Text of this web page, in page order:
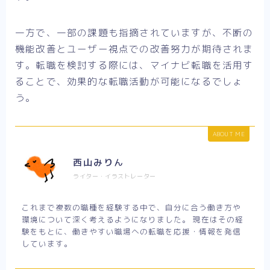
一方で、一部の課題も指摘されていますが、不断の
機能改善とユーザー視点での改善努力が期待されま
す。転職を検討する際には、マイナビ転職を活用す
ることで、効果的な転職活動が可能になるでしょ
う。
ABOUT ME
西山みりん
ライター・イラストレーター
これまで複数の職種を経験する中で、自分に合う働き方や
環境について深く考えるようになりました。 現在はその経
験をもとに、働きやすい職場への転職を応援・情報を発信
しています。